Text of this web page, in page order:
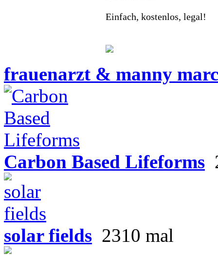
Einfach, kostenlos, legal!
frauenarzt & manny marc
Carbon Based Lifeforms
solar fields 2310 mal